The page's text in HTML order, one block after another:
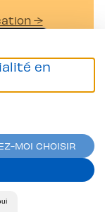
→
en
MOI CHOISIR